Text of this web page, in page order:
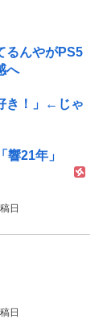
るんやがPS5
へ
き！」←じゃ
響21年」
日
日